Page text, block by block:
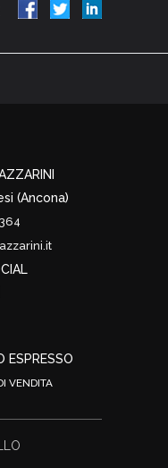
(Ancona)
ESPRESSO
VENDITA